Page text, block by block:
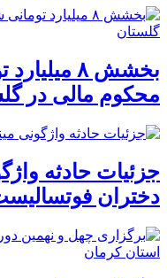
محکوم مالی در
جزئیات حادثه
دختران